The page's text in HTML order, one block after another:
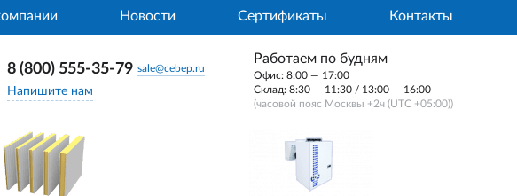
Новости Сертификаты Контакты
8 (800) 555-35-79 sale@cebep.ru
Напишите нам
Работаем по будням
Офис: 8:00 — 17:00
Склад: 8:30 — 11:30 / 13:00 — 16:00
(часовой пояс Москвы +2ч (UTC +05:00))